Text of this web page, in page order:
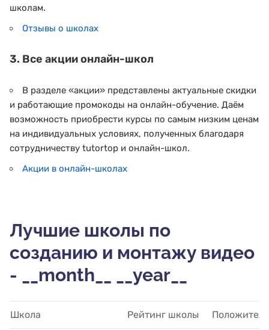
школам.
Отзывы о школах
3. Все акции онлайн-школ
В разделе «акции» представлены актуальные скидки
и работающие промокоды на онлайн-обучение. Даём
возможность приобрести курсы по самым низким ценам
на индивидуальных условиях, полученных благодаря
сотрудничеству tutortop и онлайн-школ.
Акции в онлайн-школах
Лучшие школы по
созданию и монтажу видео
- __month__ __year__
Школа Рейтинг школы